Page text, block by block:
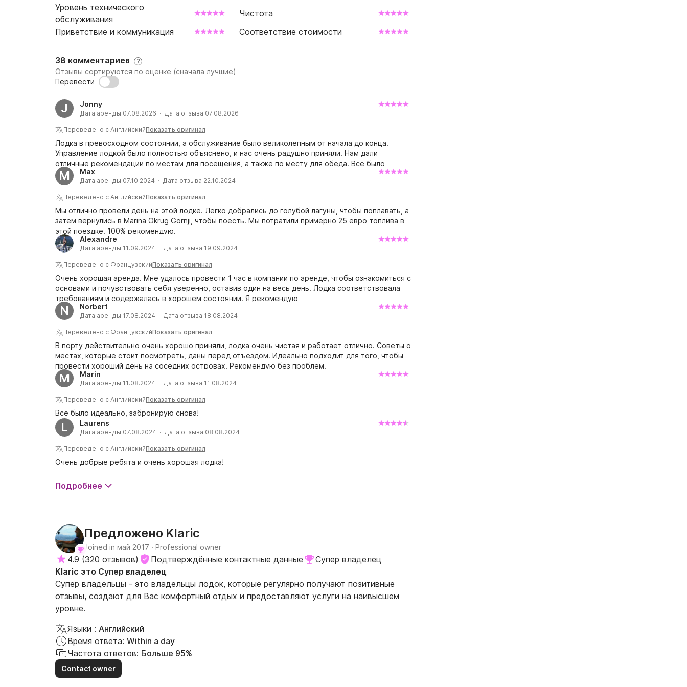
Уровень технического
обслуживания
Чистота
Приветствие и коммуникация
Соответствие стоимости
38 комментариев ?
Отзывы сортируются по оценке (сначала лучшие)
Перевести
J Jonny
Дата аренды 07.08.2026 · Дата отзыва 07.08.2026
Переведено с АнглийскийПоказать оригинал
Лодка в превосходном состоянии, а обслуживание было великолепным от начала до конца.
Управление лодкой было полностью объяснено, и нас очень радушно приняли. Нам дали
отличные рекомендации по местам для посещения, а также по месту для обеда. Все было
замечательно. Воспользуемся услугами снова без колебаний. Спасибо за аренду.
M Max
Дата аренды 07.10.2024 · Дата отзыва 22.10.2024
Переведено с АнглийскийПоказать оригинал
Мы отлично провели день на этой лодке. Легко добрались до голубой лагуны, чтобы поплавать, а
затем вернулись в Marina Okrug Gornji, чтобы поесть. Мы потратили примерно 25 евро топлива в
этой поездке. 100% рекомендую.
Alexandre
Дата аренды 11.09.2024 · Дата отзыва 19.09.2024
Переведено с ФранцузскийПоказать оригинал
Очень хорошая аренда. Мне удалось провести 1 час в компании по аренде, чтобы ознакомиться с
основами и почувствовать себя уверенно, оставив один на весь день. Лодка соответствовала
требованиям и содержалась в хорошем состоянии. Я рекомендую
N Norbert
Дата аренды 17.08.2024 · Дата отзыва 18.08.2024
Переведено с ФранцузскийПоказать оригинал
В порту действительно очень хорошо приняли, лодка очень чистая и работает отлично. Советы о
местах, которые стоит посмотреть, даны перед отъездом. Идеально подходит для того, чтобы
провести хороший день на соседних островах. Рекомендую без проблем.
M Marin
Дата аренды 11.08.2024 · Дата отзыва 11.08.2024
Переведено с АнглийскийПоказать оригинал
Все было идеально, забронирую снова!
L Laurens
Дата аренды 07.08.2024 · Дата отзыва 08.08.2024
Переведено с АнглийскийПоказать оригинал
Очень добрые ребята и очень хорошая лодка!
Подробнее
Предложено Klaric
Joined in май 2017 · Professional owner
4.9 (320 отзывов) Подтверждённые контактные данные
Супер владелец
Klaric это Супер владелец
Супер владельцы - это владельцы лодок, которые регулярно получают позитивные
отзывы, создают для Вас комфортный отдых и предоставляют услуги на наивысшем
уровне.
Языки : Английский
Время ответа: Within a day
Частота ответов: Больше 95%
Contact owner